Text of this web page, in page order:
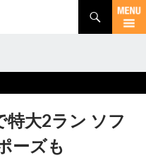
特大2ラン ソフ
ーズも